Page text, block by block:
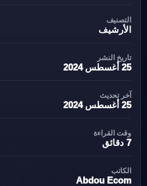
التصنيف
الأرشيف
تاريخ النشر
25 أغسطس 2024
آخر تحديث
25 أغسطس 2024
وقت القراءة
7 دقائق
الكاتب
Abdou Ecom